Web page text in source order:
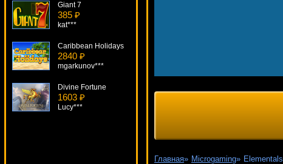
Главная» Microgaming» Elementals
Giant 7
385 ₽
kat***
Caribbean Holidays
2840 ₽
mgarkunov***
Divine Fortune
1603 ₽
Lucy***